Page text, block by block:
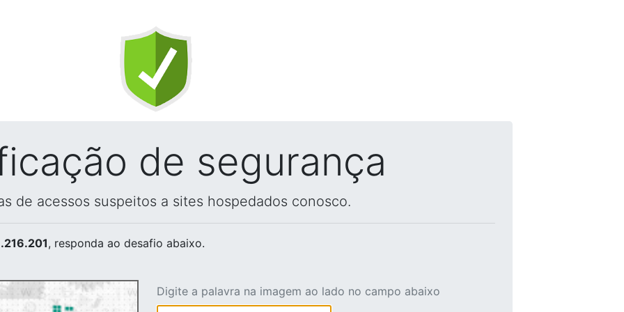
de segurança
de acessos suspeitos a sites hospedados conosco.
, responda ao desafio abaixo.
Digite a palavra na imagem ao lado no campo abaixo